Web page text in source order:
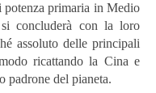
potenza primaria in Medio
concluderà con la loro
assoluto delle principali
ricattando la Cina e
padrone del pianeta.